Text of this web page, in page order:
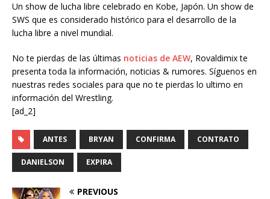
Un show de lucha libre celebrado en Kobe, Japón. Un show de
SWS que es considerado histórico para el desarrollo de la
lucha libre a nivel mundial.
No te pierdas de las últimas noticias de AEW, Rovaldimix te
presenta toda la información, noticias & rumores. Síguenos en
nuestras redes sociales para que no te pierdas lo ultimo en
información del Wrestling.
[ad_2]
ANTES BRYAN CONFIRMA CONTRATO
DANIELSON EXPIRA
PREVIOUS